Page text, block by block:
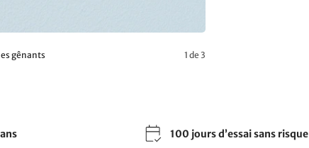
gênants 1 de 3
100 jours d’essai sans risque